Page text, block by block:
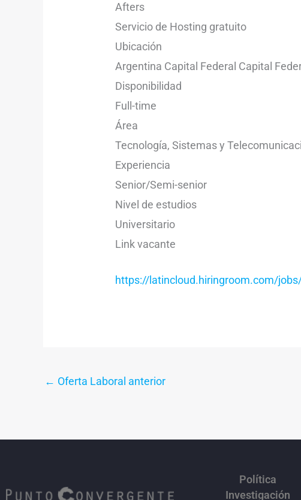
Afters
Servicio de Hosting gratuito
Ubicación
Argentina Capital Federal Capital
Disponibilidad
Full-time
Área
Tecnología, Sistemas y
Experiencia
Senior/Semi-senior
Nivel de estudios
Universitario
Link vacante
https://latincloud.hiringroom.com/
← Oferta Laboral anterior
Política
Investigación